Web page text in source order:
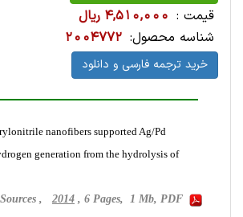
قیمت : 4,510,000 ریال
شناسه محصول: 2004772
خرید ترجمه فارسی و دانلود
nanofibers supported Ag/Pd
generation from the hydrolysis of
, 2014 , 6 Pages, 1 Mb, PDF